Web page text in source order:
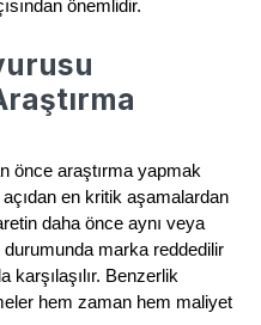
önemlidir.
önce araştırma yapmak
en kritik aşamalardan
daha önce aynı veya
durumunda marka reddedilir
Benzerlik
hem zaman hem maliyet